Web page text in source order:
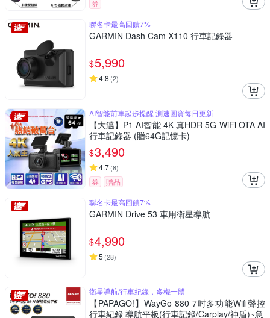
券
聯名卡最高回饋7%
GARMIN Dash Cam X110 行車記錄器
$5,990
4.8 (2)
AI智能前車起步提醒 測速圖資每日更新
【大邁】P1 AI智能 4K 真HDR 5G-WiFi OTA AI
行車記錄器 (贈64G記憶卡)
$3,490
4.7(8)
券
贈品
聯名卡最高回饋7%
GARMIN Drive 53 車用衛星導航
$4,990
5 (28)
衛星導航/行車紀錄，多機一體
【PAPAGO!】WayGo 880 7吋多功能Wifi聲控
行車紀錄 導航平板(行車記錄/Carplay/神盾)~急